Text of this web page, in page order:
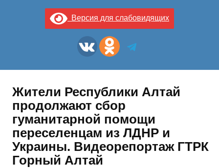
Версия для слабовидящих
Жители Республики Алтай
продолжают сбор
гуманитарной помощи
переселенцам из ЛДНР и
Украины. Видеорепортаж ГТРК
Горный Алтай